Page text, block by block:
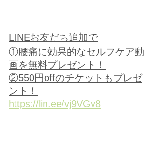
LINEお友だち追加で
①腰痛に効果的なセルフケア動
画を無料プレゼント！
②550円offのチケットもプレゼ
ント！
https://lin.ee/vj9VGv8